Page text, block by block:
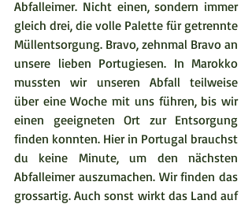
Abfalleimer. Nicht einen, sondern immer
gleich drei, die volle Palette für getrennte
Müllentsorgung. Bravo, zehnmal Bravo an
unsere lieben Portugiesen. In Marokko
mussten wir unseren Abfall teilweise
über eine Woche mit uns führen, bis wir
einen geeigneten Ort zur Entsorgung
finden konnten. Hier in Portugal brauchst
du keine Minute, um den nächsten
Abfalleimer auszumachen. Wir finden das
grossartig. Auch sonst wirkt das Land auf